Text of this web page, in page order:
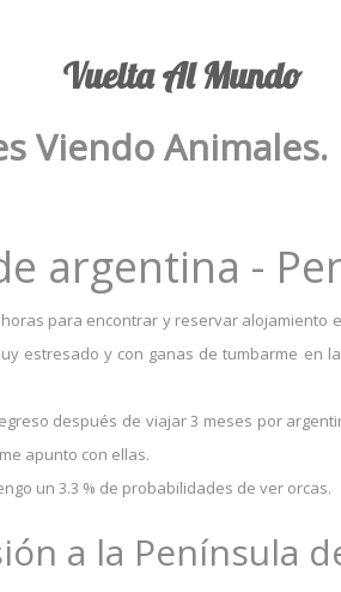
Vuelta Al Mundo
Viendo
argentina -
para encontrar y reservar
estresado y con ganas de tumbarme en
después de viajar 3 meses por
apunto con ellas.
un 3.3 % de probabilidades de ver orcas.
a la Península